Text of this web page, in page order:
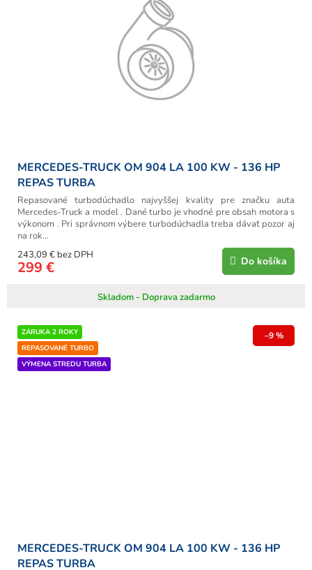
MERCEDES-TRUCK OM 904 LA 100 KW - 136 HP
REPAS TURBA
Skladom - Doprava zadarmo
243,09 € bez DPH
299 € Do košíka
Repasované turbodúchadlo najvyššej kvality pre značku auta
Mercedes-Truck a model . Dané turbo je vhodné pre obsah motora s
výkonom . Pri správnom výbere turbodúchadla treba dávať pozor aj
na rok...
ZÁRUKA 2 ROKY
REPASOVANÉ TURBO
VÝMENA STREDU TURBA
–9 %
MERCEDES-TRUCK OM 904 LA 100 KW - 136 HP
REPAS TURBA